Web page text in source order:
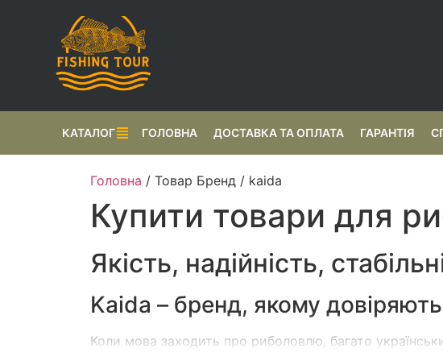
КАТАЛОГ ГОЛОВНА ДОСТАВКА ТА ОПЛАТА ГАРАНТІЯ
Головна / Товар Бренд / kaida
Купити товари для
Якість, надійність,
Kaida – бренд, якому
Коли мова заходить про риболовлю, багато